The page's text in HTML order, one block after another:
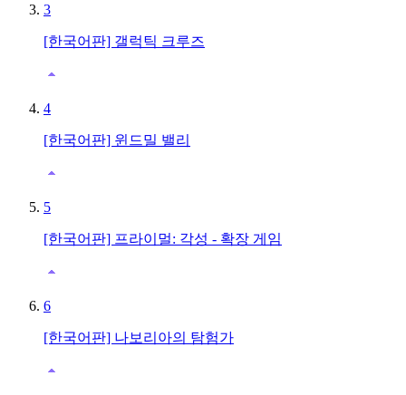
3
[한국어판] 갤럭틱 크루즈
4
[한국어판] 윈드밀 밸리
5
[한국어판] 프라이멀: 각성 - 확장 게임
6
[한국어판] 나보리아의 탐험가